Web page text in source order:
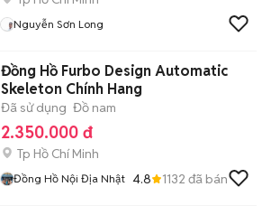
Nguyễn Sơn Long
Đồng Hồ Furbo Design Automatic
Skeleton Chính Hang
Đã sử dụng Đồ nam
2.350.000 đ
Tp Hồ Chí Minh
Đồng Hồ Nội Địa Nhật 4.8 1132 đã bán